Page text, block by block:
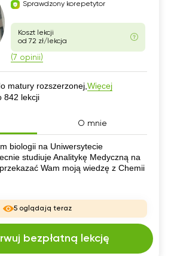
Sprawdzony korepetytor
Koszt lekcji
od 72 zł/lekcja
(7 opinii)
matury rozszerzonej, Więcej
842 lekcji
O mnie
biologii na Uniwersytecie
studiuje Analitykę Medyczną na
Wam moją wiedzę z Chemii
5 oglądają teraz
bezpłatną lekcję